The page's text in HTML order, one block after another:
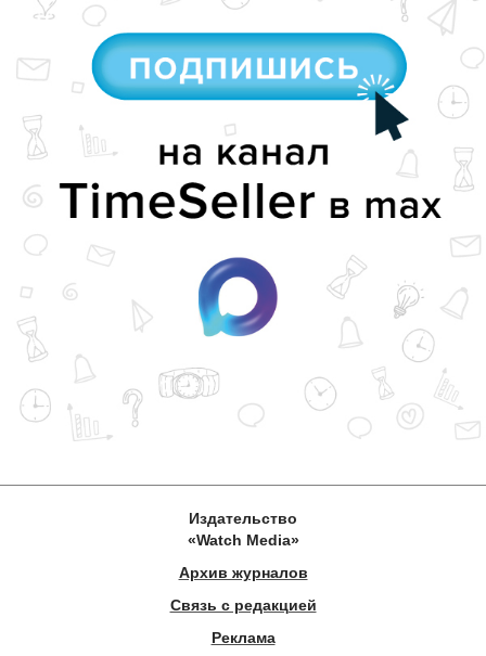
Издательство
«Watch Media»
Архив журналов
Связь с редакцией
Реклама